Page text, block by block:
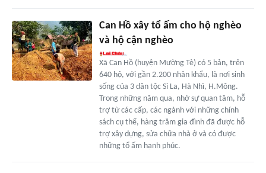
Can Hồ xây tổ ấm cho hộ nghèo
và hộ cận nghèo
Xã Can Hồ (huyện Mường Tè) có 5 bản, trên
640 hộ, với gần 2.200 nhân khẩu, là nơi sinh
sống của 3 dân tộc Si La, Hà Nhì, H.Mông.
Trong những năm qua, nhờ sự quan tâm, hỗ
trợ từ các cấp, các ngành với những chính
sách cụ thể, hàng trăm gia đình đã được hỗ
trợ xây dựng, sửa chữa nhà ở và có được
những tổ ấm hạnh phúc.